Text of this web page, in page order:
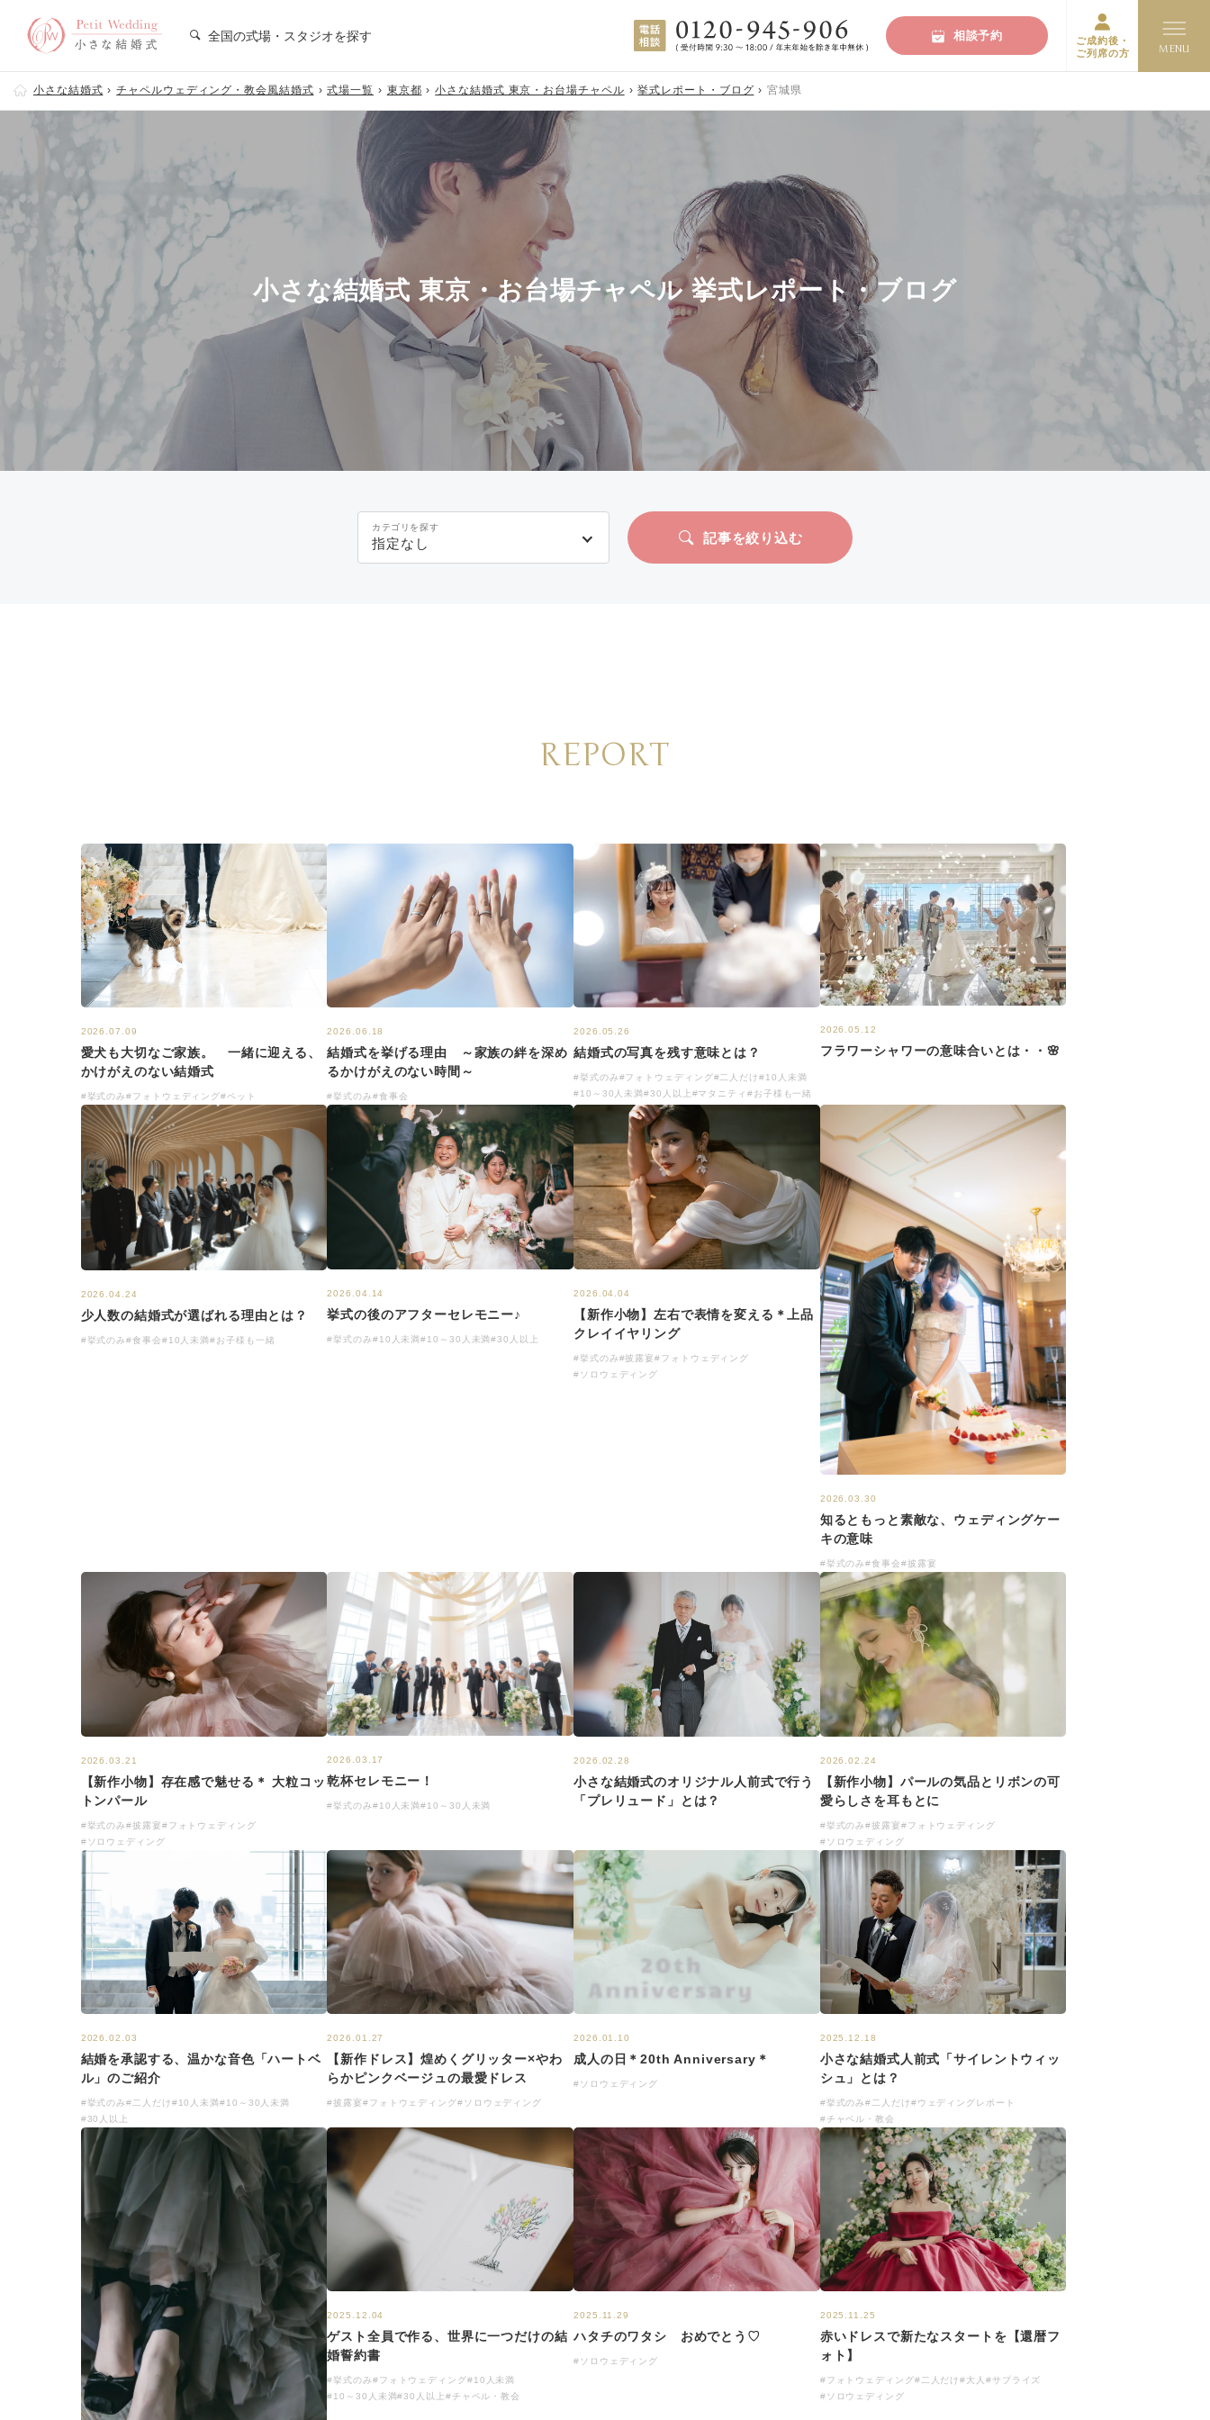
全国の式場・スタジオを探す 相談予約
ご成約後・
ご列席の方
小さな結婚式 チャペルウェディング・教会風結婚式 式場一覧 東京都 小さな結婚式 東京・お台場チャペル 挙式レポート・ブログ 宮城県
小さな結婚式 東京・お台場チャペル 挙式レポート・ブログ
カテゴリを探す
指定なし 記事を絞り込む
REPORT
2026.07.09
愛犬も大切なご家族。 一緒に迎える、
かけがえのない結婚式
#挙式のみ#フォトウェディング#ペット
2026.06.18
結婚式を挙げる理由 ～家族の絆を深め
るかけがえのない時間～
#挙式のみ#食事会
2026.05.26
結婚式の写真を残す意味とは？
#挙式のみ#フォトウェディング#二人だけ#10人未満
#10～30人未満#30人以上#マタニティ #お子様も一緒
2026.05.12
フラワーシャワーの意味合いとは・・🌸
2026.04.24
少人数の結婚式が選ばれる理由とは？
#挙式のみ#食事会#10人未満#お子様も一緒
2026.04.14
挙式の後のアフターセレモニー♪
#挙式のみ#10人未満#10～30人未満#30人以上
2026.04.04
【新作小物】左右で表情を変える＊上品
クレイイヤリング
#挙式のみ#披露宴#フォトウェディング
#ソロウェディング
2026.03.30
知るともっと素敵な、ウェディングケー
キの意味
#挙式のみ#食事会#披露宴
2026.03.21
【新作小物】存在感で魅せる＊ 大粒コッ
トンパール
#挙式のみ#披露宴#フォトウェディング
#ソロウェディング
2026.03.17
乾杯セレモニー！
#挙式のみ#10人未満#10～30人未満
2026.02.28
小さな結婚式のオリジナル人前式で行う
「プレリュード」とは？
2026.02.24
【新作小物】パールの気品とリボンの可
愛らしさを耳もとに
#挙式のみ#披露宴#フォトウェディング
#ソロウェディング
2026.02.03
結婚を承認する、温かな音色「ハートベ
ル」のご紹介
#挙式のみ#二人だけ#10人未満#10～30人未満
#30人以上
2026.01.27
【新作ドレス】煌めくグリッター×やわ
らかピンクベージュの最愛ドレス
#披露宴#フォトウェディング#ソロウェディング
2026.01.10
成人の日＊20th Anniversary＊
#ソロウェディング
2025.12.18
小さな結婚式人前式「サイレントウィッ
シュ」とは？
#挙式のみ#二人だけ#ウェディングレポート
#チャペル・教会
2025.12.04
ゲスト全員で作る、世界に一つだけの結
婚誓約書
#挙式のみ#フォトウェディング#10人未満
#10～30人未満#30人以上#チャペル・教会
2025.11.29
ハタチのワタシ おめでとう♡
#ソロウェディング
2025.11.25
赤いドレスで新たなスタートを【還暦フ
ォト】
#フォトウェディング#二人だけ#大人 #サプライズ
#ソロウェディング